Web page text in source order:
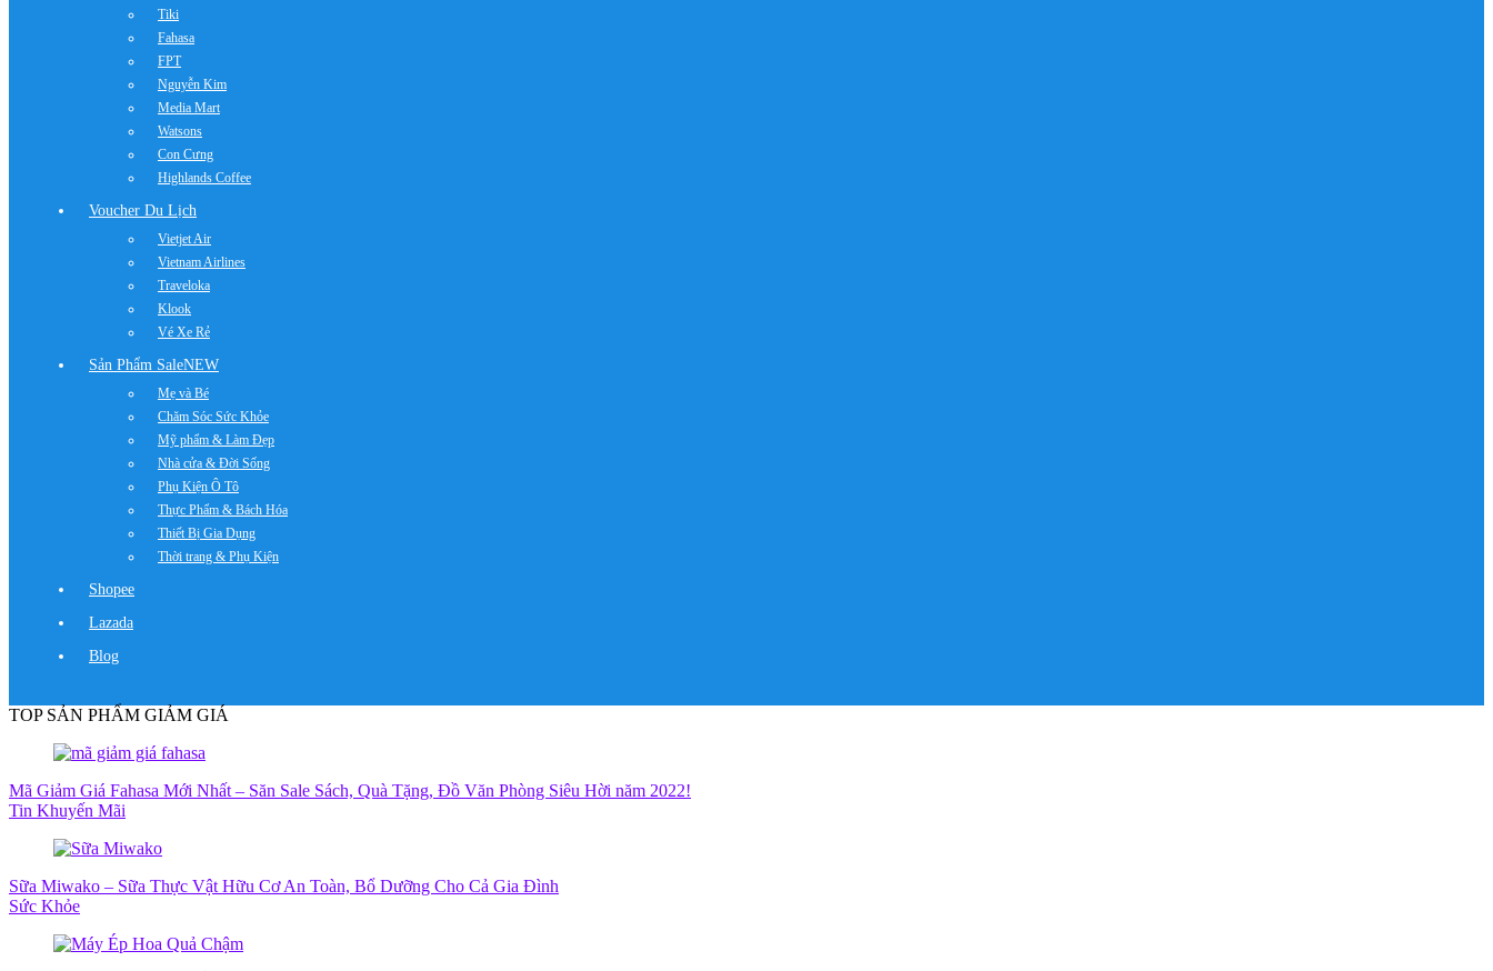
Tiki
Fahasa
FPT
Nguyễn Kim
Media Mart
Watsons
Con Cưng
Highlands Coffee
Voucher Du Lịch
Vietjet Air
Vietnam Airlines
Traveloka
Klook
Vé Xe Rẻ
Sản Phẩm SaleNEW
Mẹ và Bé
Chăm Sóc Sức Khỏe
Mỹ phẩm & Làm Đẹp
Nhà cửa & Đời Sống
Phụ Kiện Ô Tô
Thực Phẩm & Bách Hóa
Thiết Bị Gia Dụng
Thời trang & Phụ Kiện
Shopee
Lazada
Blog
TOP SẢN PHẨM GIẢM GIÁ
Mã Giảm Giá Fahasa Mới Nhất – Săn Sale Sách, Quà Tặng, Đồ Văn Phòng Siêu Hời năm 2022!
Tin Khuyến Mãi
Sữa Miwako – Sữa Thực Vật Hữu Cơ An Toàn, Bổ Dưỡng Cho Cả Gia Đình
Sức Khỏe